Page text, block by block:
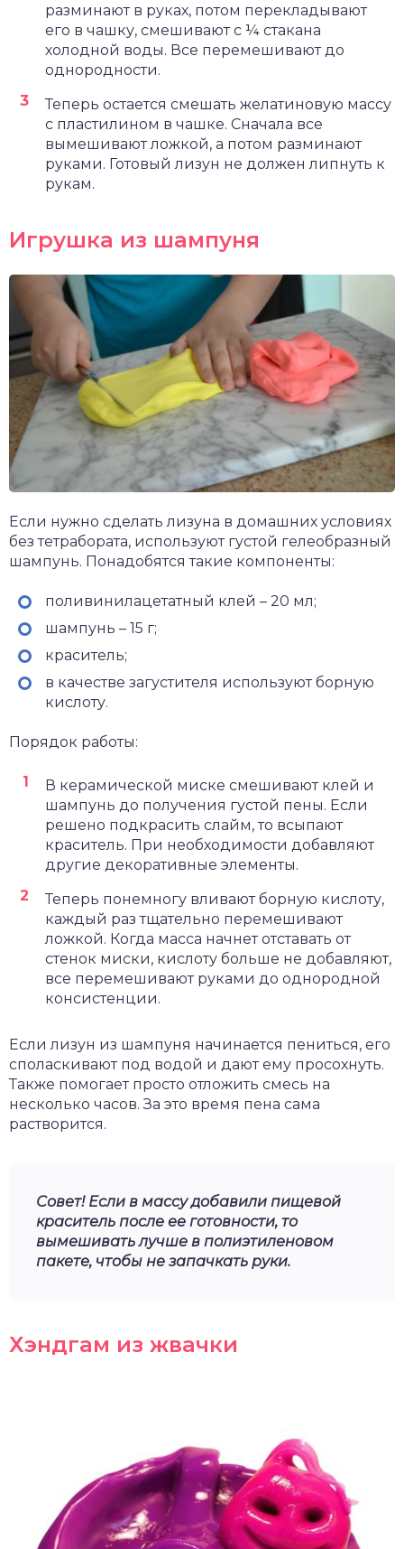
разминают в руках, потом перекладывают
его в чашку, смешивают с ¼ стакана
холодной воды. Все перемешивают до
однородности.
Теперь остается смешать желатиновую массу
с пластилином в чашке. Сначала все
вымешивают ложкой, а потом разминают
руками. Готовый лизун не должен липнуть к
рукам.
Игрушка из шампуня
Если нужно сделать лизуна в домашних условиях
без тетрабората, используют густой гелеобразный
шампунь. Понадобятся такие компоненты:
поливинилацетатный клей – 20 мл;
шампунь – 15 г;
краситель;
в качестве загустителя используют борную
кислоту.
Порядок работы:
В керамической миске смешивают клей и
шампунь до получения густой пены. Если
решено подкрасить слайм, то всыпают
краситель. При необходимости добавляют
другие декоративные элементы.
Теперь понемногу вливают борную кислоту,
каждый раз тщательно перемешивают
ложкой. Когда масса начнет отставать от
стенок миски, кислоту больше не добавляют,
все перемешивают руками до однородной
консистенции.
Если лизун из шампуня начинается пениться, его
споласкивают под водой и дают ему просохнуть.
Также помогает просто отложить смесь на
несколько часов. За это время пена сама
растворится.
Совет! Если в массу добавили пищевой
краситель после ее готовности, то
вымешивать лучше в полиэтиленовом
пакете, чтобы не запачкать руки.
Хэндгам из жвачки